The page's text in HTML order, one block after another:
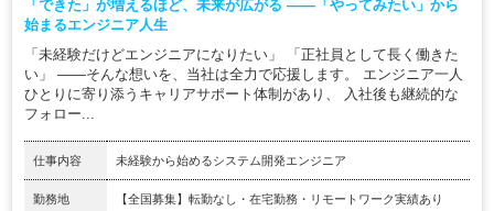
「できた」が増えるほど、未来が広がる ――「やってみたい」から
始まるエンジニア人生
「未経験だけどエンジニアになりたい」 「正社員として長く働きた
い」 ――そんな想いを、当社は全力で応援します。 エンジニア一人
ひとりに寄り添うキャリアサポート体制があり、 入社後も継続的な
フォロー...
仕事内容 未経験から始めるシステム開発エンジニア
勤務地 【全国募集】転勤なし・在宅勤務・リモートワーク実績あり